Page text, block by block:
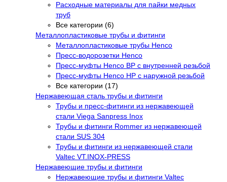
Расходные материалы для пайки медных
труб
Все категории (6)
Металлопластиковые трубы и фитинги
Металлопластиковые трубы Henco
Пресс-водорозетки Henco
Пресс-муфты Henco ВР с внутренней резьбой
Пресс-муфты Henco НР с наружной резьбой
Все категории (17)
Нержавеющая сталь трубы и фитинги
Трубы и пресс-фитинги из нержавеющей
стали Viega Sanpress Inox
Трубы и фитинги Rommer из нержавеющей
стали SUS 304
Трубы и фитинги из нержавеющей стали
Valtec VT.INOX-PRESS
Нержавеющие трубы и фитинги
Нержавеющие трубы и фитинги Valtec